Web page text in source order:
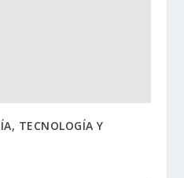
TECNOLOGÍA Y